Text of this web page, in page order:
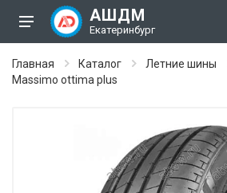
АШДМ
Екатеринбург
Главная Каталог Летние шины
Massimo ottima plus